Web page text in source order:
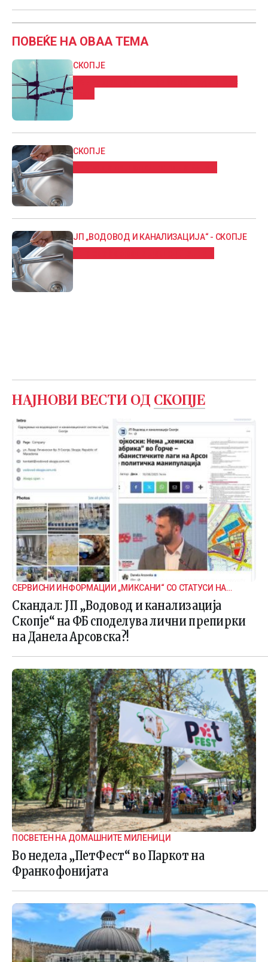
ПОВЕЌЕ НА ОВАА ТЕМА
СКОПЈЕ
Денес дел од Скопје без струја и без
СКОПЈЕ
ЈП „ВОДОВОД И КАНАЛИЗАЦИЈА“ - СКОПЈЕ
НАЈНОВИ ВЕСТИ ОД СКОПЈЕ
СЕРВИСНИ ИНФОРМАЦИИ „МИКСАНИ“ СО СТАТУСИ НА
ДАНЕЛА
Скандал: ЈП „Водовод и канализација
Скопје“ на ФБ споделува лични препирки
на Данела Арсовска?!
ПОСВЕТЕН НА ДОМАШНИТЕ МИЛЕНИЦИ
Во недела „ПетФест“ во Паркот на
Франкофонијата